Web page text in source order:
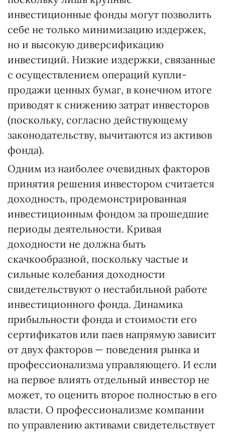
инвестиционные фонды могут позволить
себе не только минимизацию издержек,
но и высокую диверсификацию
инвестиций. Низкие издержки, связанные
с осуществлением операций купли-
продажи ценных бумаг, в конечном итоге
приводят к снижению затрат инвесторов
(поскольку, согласно действующему
законодательству, вычитаются из активов
фонда).
Одним из наиболее очевидных факторов
принятия решения инвестором считается
доходность, продемонстрированная
инвестиционным фондом за прошедшие
периоды деятельности. Кривая
доходности не должна быть
скачкообразной, поскольку частые и
сильные колебания доходности
свидетельствуют о нестабильной работе
инвестиционного фонда. Динамика
прибыльности фонда и стоимости его
сертификатов или паев напрямую зависит
от двух факторов — поведения рынка и
профессионализма управляющего. И если
на первое влиять отдельный инвестор не
может, то оценить второе полностью в его
власти. О профессионализме компании
по управлению активами свидетельствует